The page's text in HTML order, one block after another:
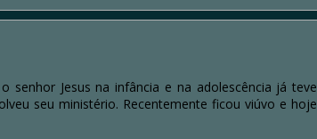
senhor Jesus na infância e na adolescência já teve
seu ministério. Recentemente ficou viúvo e hoje